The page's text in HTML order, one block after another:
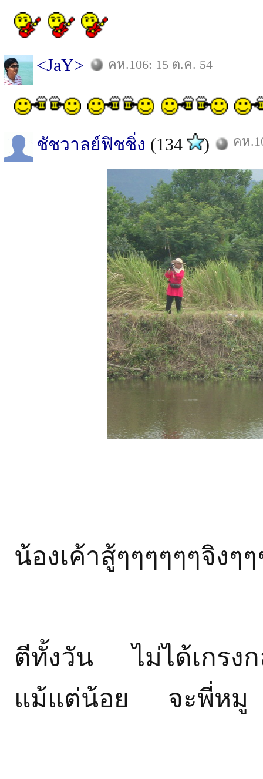
<JaY> คห.106: 15 ต.ค. 54
ชัชวาลย์ฟิชชิ่ง (134 ) คห
น้องเค้าสู้ๆๆๆๆๆๆจิงๆ
ตีทั้งวัน ไม่ได้เกรง
แม้แต่น้อย จะพี่หมู